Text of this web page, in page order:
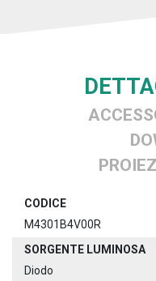
CODICE
M4301B4V00R
SORGENTE LUMINOSA
Diodo